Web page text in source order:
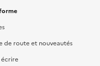
de route et nouveautés
écrire